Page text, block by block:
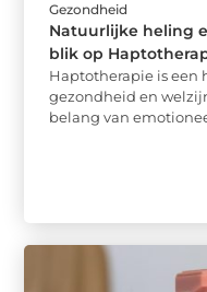
Gezondheid
Natuurlijke heling
blik op
Haptotherapie is een
gezondheid en
belang van